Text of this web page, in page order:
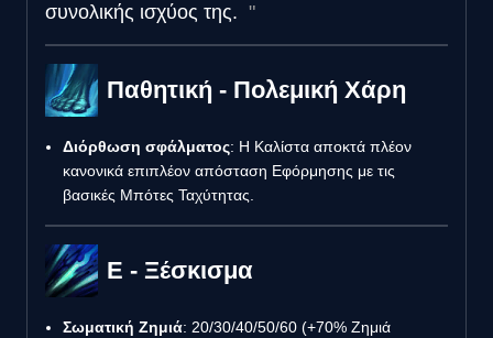
συνολικής ισχύος της.
Παθητική - Πολεμική Χάρη
Διόρθωση σφάλματος: Η Καλίστα αποκτά πλέον
κανονικά επιπλέον απόσταση Εφόρμησης με τις
βασικές Μπότες Ταχύτητας.
E - Ξέσκισμα
Σωματική Ζημιά: 20/30/40/50/60 (+70% Ζημιά